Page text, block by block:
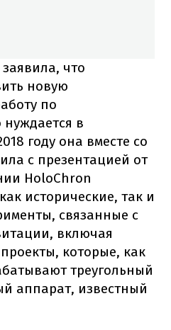
что
новую
по
в
году она вместе со
с презентацией от
HoloChron
исторические, так и
связанные с
включая
которые, как
треугольный
аппарат, известный